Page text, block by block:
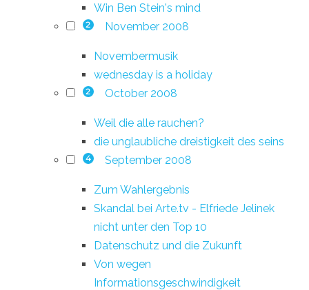
Win Ben Stein's mind
2 November 2008
Novembermusik
wednesday is a holiday
2 October 2008
Weil die alle rauchen?
die unglaubliche dreistigkeit des seins
4 September 2008
Zum Wahlergebnis
Skandal bei Arte.tv - Elfriede Jelinek
nicht unter den Top 10
Datenschutz und die Zukunft
Von wegen
Informationsgeschwindigkeit